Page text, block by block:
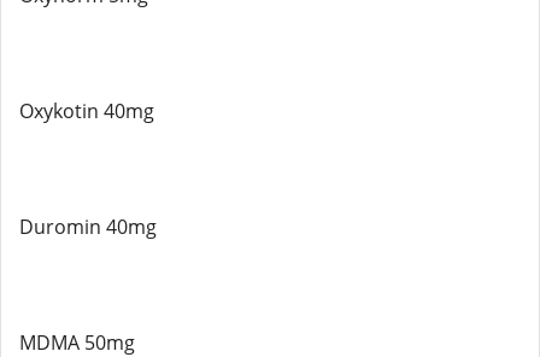
Oxykotin 40mg
Duromin 40mg
MDMA 50mg